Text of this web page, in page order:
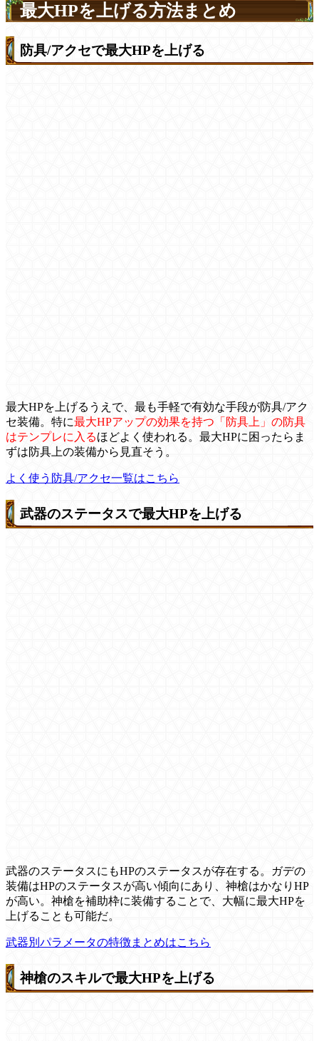
最大HPを上げる方法まとめ
防具/アクセで最大HPを上げる
最大HPを上げるうえで、最も手軽で有効な手段が防具/アク
セ装備。特に最大HPアップの効果を持つ「防具上」の防具
はテンプレに入るほどよく使われる。最大HPに困ったらま
ずは防具上の装備から見直そう。
よく使う防具/アクセ一覧はこちら
武器のステータスで最大HPを上げる
武器のステータスにもHPのステータスが存在する。ガデの
装備はHPのステータスが高い傾向にあり、神槍はかなりHP
が高い。神槍を補助枠に装備することで、大幅に最大HPを
上げることも可能だ。
武器別パラメータの特徴まとめはこちら
神槍のスキルで最大HPを上げる